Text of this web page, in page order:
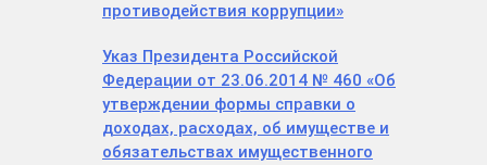
противодействия коррупции»
Указ Президента Российской
Федерации от 23.06.2014 № 460 «Об
утверждении формы справки о
доходах, расходах, об имуществе и
обязательствах имущественного